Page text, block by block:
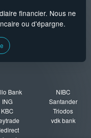
financier. Nous ne
ou d'épargne.
Bank
ING
KBC
NIBC
Santander
Triodos
vdk bank